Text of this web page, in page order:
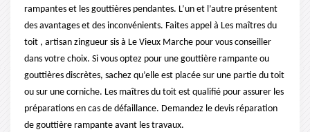
rampantes et les gouttières pendantes. L’un et l’autre présentent
des avantages et des inconvénients. Faites appel à Les maîtres du
toit , artisan zingueur sis à Le Vieux Marche pour vous conseiller
dans votre choix. Si vous optez pour une gouttière rampante ou
gouttières discrètes, sachez qu’elle est placée sur une partie du toit
ou sur une corniche. Les maîtres du toit est qualifié pour assurer les
préparations en cas de défaillance. Demandez le devis réparation
de gouttière rampante avant les travaux.